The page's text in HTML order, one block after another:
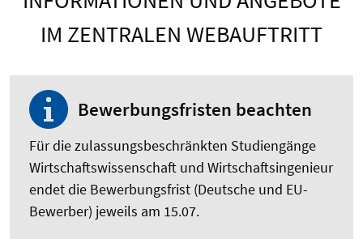
IM ZENTRALEN WEBAUFTRITT
Bewerbungsfristen beachten
Für die zulassungsbeschränkten Studiengänge
Wirtschaftswissenschaft und Wirtschaftsingenieur
endet die Bewerbungsfrist (Deutsche und EU-
Bewerber) jeweils am 15.07.